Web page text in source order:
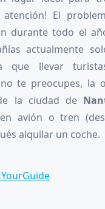
atención! El
durante todo el
actualmente
que llevar
te preocupes, la
la ciudad de
avión o tren
alquilar un coche.